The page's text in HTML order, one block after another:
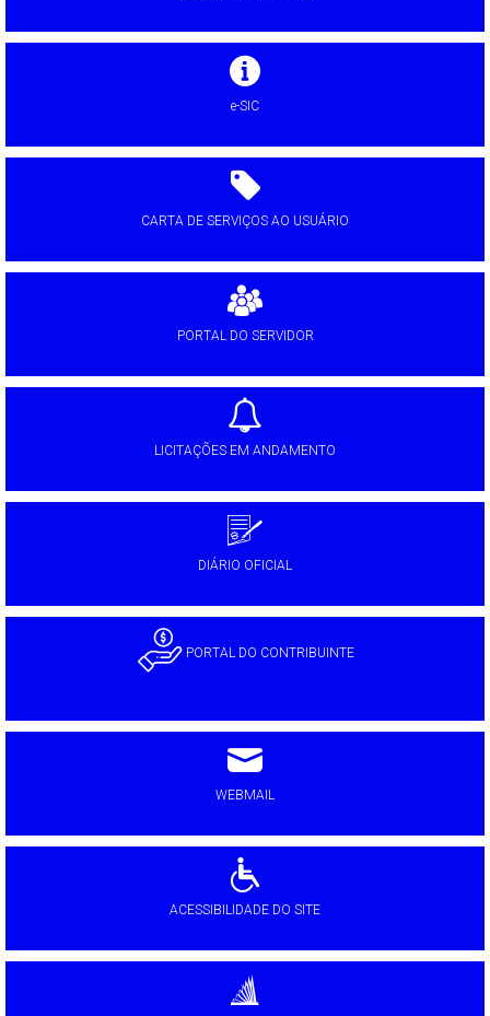
e-SIC
CARTA DE SERVIÇOS AO USUÁRIO
PORTAL DO SERVIDOR
LICITAÇÕES EM ANDAMENTO
DIÁRIO OFICIAL
PORTAL DO CONTRIBUINTE
WEBMAIL
ACESSIBILIDADE DO SITE